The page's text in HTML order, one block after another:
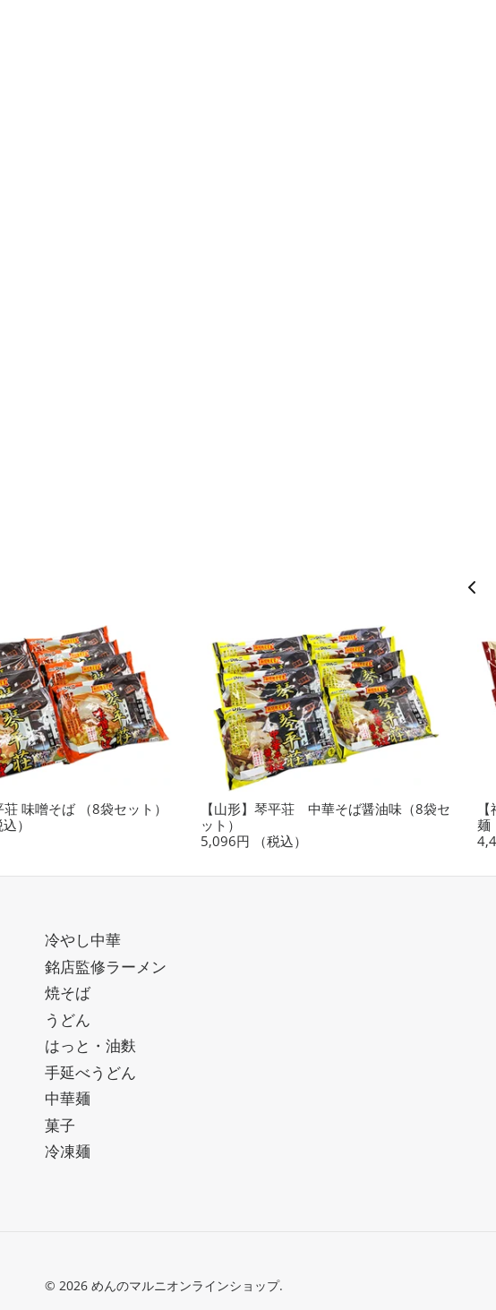
味噌そば （8袋セット）
）
【山形】琴平荘 中華そば醤油味（8袋セ
ット）
5,096円
（税込）
麺
冷やし中華
銘店監修ラーメン
焼そば
うどん
はっと・油麩
手延べうどん
中華麺
菓子
冷凍麺
© 2026 めんのマルニオンラインショップ.